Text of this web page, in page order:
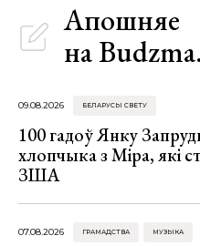
Апошняе
на
09.08.2026 БЕЛАРУСЫ СВЕТУ
100 гадоў Янку
хлопчыка з Міра, які
ЗША
07.08.2026 ГРАМАДСТВА МУЗЫКА